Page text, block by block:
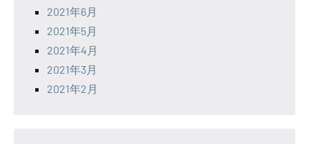
2021年6月
2021年5月
2021年4月
2021年3月
2021年2月